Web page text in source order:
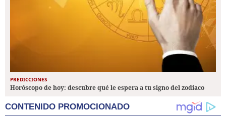
PREDICCIONES
Horóscopo de hoy: descubre qué le espera a tu signo del zodiaco
CONTENIDO PROMOCIONADO